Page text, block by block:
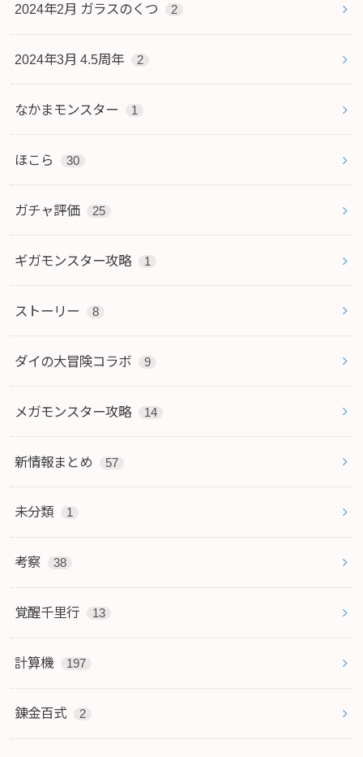
2024年2月 ガラスのくつ 2
2024年3月 4.5周年 2
なかまモンスター 1
ほこら 30
ガチャ評価 25
ギガモンスター攻略 1
ストーリー 8
ダイの大冒険コラボ 9
メガモンスター攻略 14
新情報まとめ 57
未分類 1
考察 38
覚醒千里行 13
計算機 197
錬金百式 2